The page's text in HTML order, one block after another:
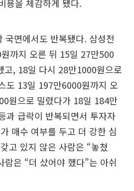
용을 체감하게 됐다.
국면에서도 반복됐다. 삼성전
까지 오른 뒤 15일 27만500
, 18일 다시 28만1000원으로
도 13일 197만6000원까지 오
원으로 밀렸다가 18일 184만
과 급락이 반복되면서 투자자
매수 여부를 두고 더 강한 심
고 있지 않은 사람은 “놓쳤
람은 “더 샀어야 했다”는 아쉬